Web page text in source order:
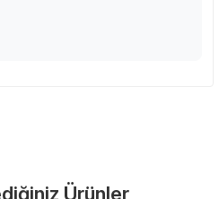
Ürünler